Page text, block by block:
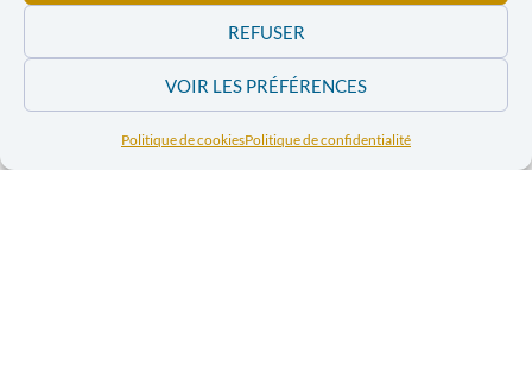
REFUSER
VOIR LES PRÉFÉRENCES
Politique de cookiesPolitique de confidentialité
Commission Justice et Paix de Namur et Justice et
Paix, avec la collaboration de la FUCID et avec le